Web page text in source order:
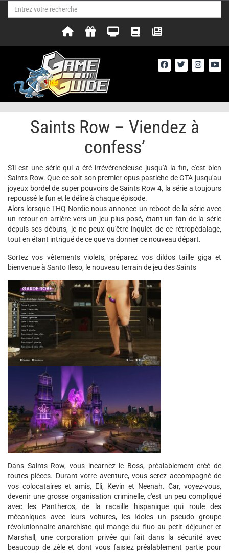
Saints Row – Viendez à
confess’
S'il est une série qui a été irrévérencieuse jusqu'à la fin, c'est bien
Saints Row. Que ce soit son premier opus pastiche de GTA jusqu'au
joyeux bordel de super pouvoirs de Saints Row 4, la série a toujours
repoussé le fun et le délire à chaque épisode.
Alors lorsque THQ Nordic nous annonce un reboot de la série avec
un retour en arrière vers un jeu plus posé, étant un fan de la série
depuis ses débuts, je ne peux qu'être inquiet de ce rétropédalage,
tout en étant intrigué de ce que va donner ce nouveau départ.
Sortez vos vêtements violets, préparez vos dildos taille giga et
bienvenue à Santo Ileso, le nouveau terrain de jeu des Saints
Dans Saints Row, vous incarnez le Boss, préalablement créé de
toutes pièces. Durant votre aventure, vous serez accompagné de
vos colocataires et amis, Eli, Kevin et Neenah. Car, voyez-vous,
devenir une grosse organisation criminelle, c'est un peu compliqué
avec les Pantheros, de la racaille hispanique qui roule des
mécaniques avec leurs voitures, les Idoles un pseudo groupe
révolutionnaire anarchiste qui mange du fluo au petit déjeuner et
Marshall, une corporation privée qui fait dans la sécurité avec
beaucoup de zèle et dont vous faisiez préalablement partie pour